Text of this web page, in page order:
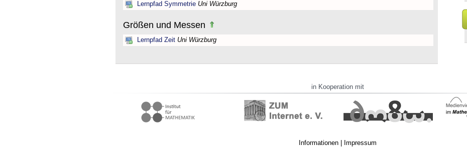
Lernpfad Symmetrie Uni Würzburg
Größen und Messen
Lernpfad Zeit Uni Würzburg
in Kooperation mit
Informationen| Impressum